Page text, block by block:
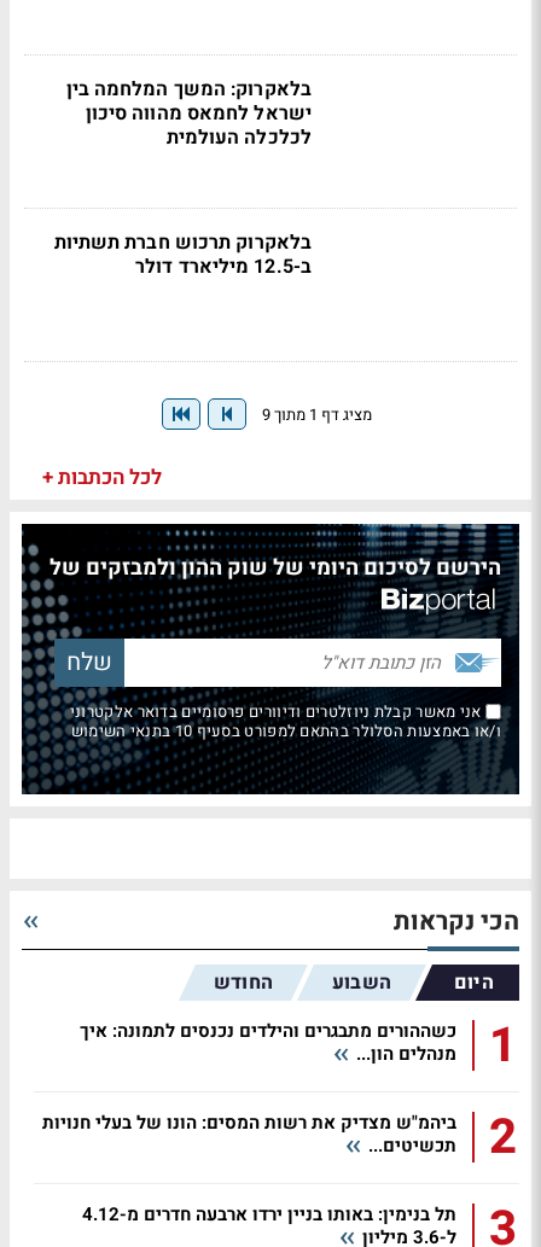
בלאקרוק: המשך המלחמה בין
ישראל לחמאס מהווה סיכון
לכלכלה העולמית
בלאקרוק תרכוש חברת תשתיות
ב-12.5 מיליארד דולר
מציג דף 1 מתוך 9
לכל הכתבות +
הירשם לסיכום היומי של שוק ההון ולמבזקים של
אני מאשר קבלת ניוזלטרים ודיוורים פרסומיים בדואר אלקטרוני
ו/או באמצעות הסלולר בהתאם למפורט בסעיף 10 בתנאי השימוש
הכי נקראות
היום השבוע החודש
1
כשההורים מתבגרים והילדים נכנסים לתמונה: איך
מנהלים הון...
2
ביהמ"ש מצדיק את רשות המסים: הונו של בעלי חנויות
תכשיטים...
3
תל בנימין: באותו בניין ירדו ארבעה חדרים מ-4.12
ל-3.6 מיליון